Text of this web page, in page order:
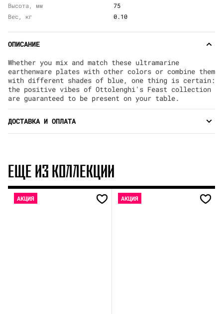
Высота, мм
75
Вес, кг
0.10
ОПИСАНИЕ
Whether you mix and match these ultramarine
earthenware plates with other colors or combine them
with different shades of blue, one thing is certain:
the positive vibes of Ottolenghi's Feast collection
are guaranteed to be present on your table.
ДОСТАВКА И ОПЛАТА
ЕЩЕ ИЗ КОЛЛЕКЦИИ
АКЦИЯ АКЦИЯ